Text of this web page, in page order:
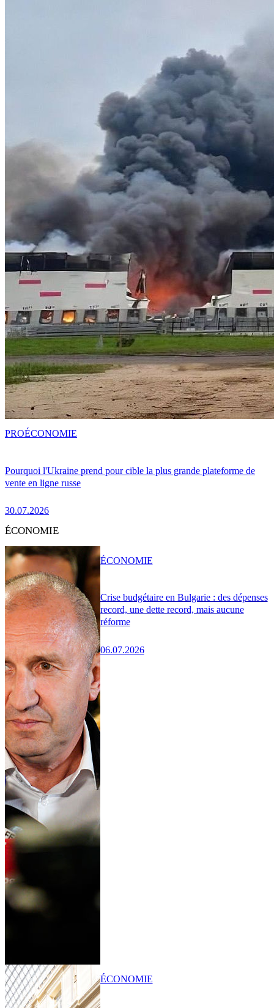
Pourquoi l'Ukraine prend pour cible la plus grande plateforme de
vente en ligne russe
30.07.2026
PROÉCONOMIE
ÉCONOMIE
Crise budgétaire en Bulgarie : des dépenses
record, une dette record, mais aucune
réforme
06.07.2026
ÉCONOMIE
ÉCONOMIE